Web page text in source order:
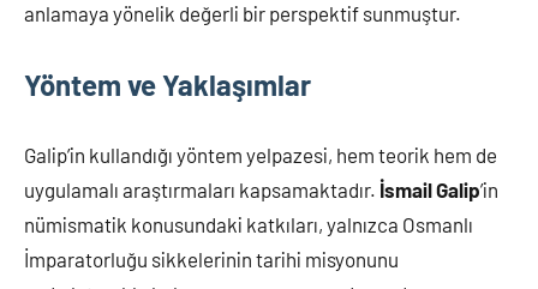
anlamaya yönelik değerli bir perspektif sunmuştur.
Yöntem ve Yaklaşımlar
Galip’in kullandığı yöntem yelpazesi, hem teorik hem de
uygulamalı araştırmaları kapsamaktadır. İsmail Galip’in
nümismatik konusundaki katkıları, yalnızca Osmanlı
İmparatorluğu sikkelerinin tarihi misyonunu